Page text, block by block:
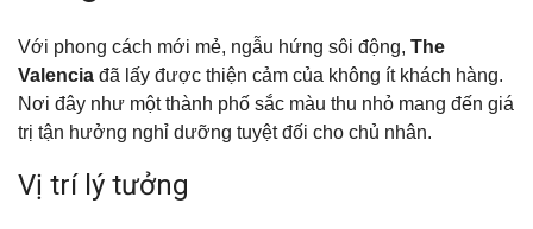
Với phong cách mới mẻ, ngẫu hứng sôi động, The
Valencia đã lấy được thiện cảm của không ít khách hàng.
Nơi đây như một thành phố sắc màu thu nhỏ mang đến giá
trị tận hưởng nghỉ dưỡng tuyệt đối cho chủ nhân.
Vị trí lý tưởng